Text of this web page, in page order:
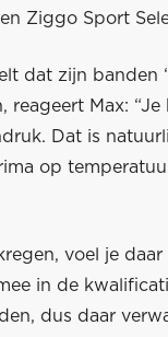
Ziggo Sport
dat zijn banden
reageert Max:
Dat is
op
voel je daar
in de
dus daar